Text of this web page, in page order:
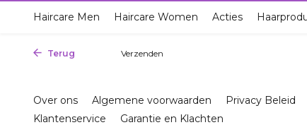
Haircare Men Haircare Women Acties
Terug Verzenden
Over ons Algemene voorwaarden Privacy Beleid
Klantenservice
Garantie en Klachten